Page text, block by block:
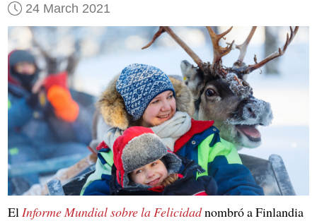
24 March 2021
ElInforme Mundial sobre la Felicidadnombró a Finlandia